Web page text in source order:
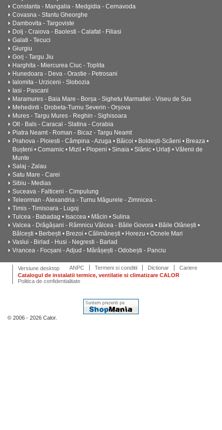
Constanta - Mangalia - Medgidia - Cernavoda
Covasna - Sfantu Gheorghe
Dambovita - Targoviste
Dolj - Craiova - Baolesti - Calafat - Filiasi
Galati - Tecuci
Giurgiu
Gorj - Targu Jiu
Harghita - Miercurea Ciuc - Toplita
Hunedoara - Deva - Orastie - Petrosani
Ialomita - Urziceni - Slobozia
Iasi - Pascani
Maramures - Baia Mare - Borșa - Sighetu Marmatiei - Viseu de Sus
Mehedinti - Drobeta-Turnu Severin - Orșova
Mures - Targu Mures - Reghin - Sighisoara
Olt - Bals - Caracal - Slatina - Corabia
Piatra Neamt - Roman - Bicaz - Targu Neamt
Prahova - Ploiesti - Câmpina - Azuga • Băicoi • Boldești-Scăeni • Breaza •
Bușteni • Comarnic • Mizil • Plopeni • Sinaia • Slănic • Urlați • Vălenii de
Munte
Salaj - Zalau
Satu Mare - Carei
Sibiu - Medias
Suceava - Falticeni - Cimpulung
Teleorman - Alexandria - Turnu Măgurele - Zimnicea -
Timis - Timisoara - Lugoj
Tulcea - Babadag • Isaccea • Măcin • Sulina
Valcea - Drăgășani - Râmnicu Vâlcea - Băile Govora • Băile Olănești •
Bălcești • Berbești • Brezoi • Călimănești • Horezu • Ocnele Mari
Vaslui - Birlad - Husi - Negresti - Barlad
Vrancea - Focșani - Adjud - Mărășești - Odobești - Panciu
Versiune desktop ANPC Termeni si conditii Dictionar
Cariere
Catalogul de instalatii termice, ventilatie si climatizare CALOR
Politica de confidentialitate
© 2006 - 2026 Calor.